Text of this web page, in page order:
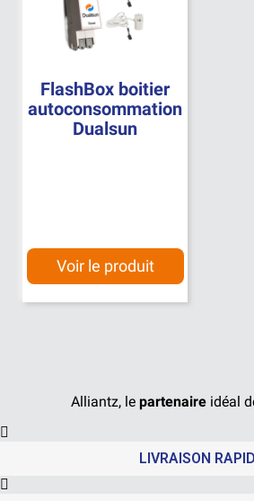
FlashBox boitier
autoconsommation
Dualsun
Voir le produit
Alliantz, le partenaireidéal
LIVRAISON